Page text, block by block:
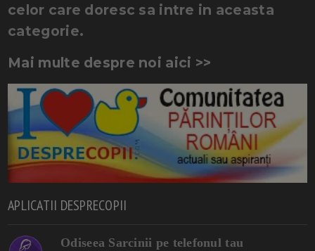
celor care doresc sa intre in aceasta
categorie.
Mai multe despre noi aici >>
APLICATII DESPRECOPII
Odiseea Sarcinii pe telefonul tau